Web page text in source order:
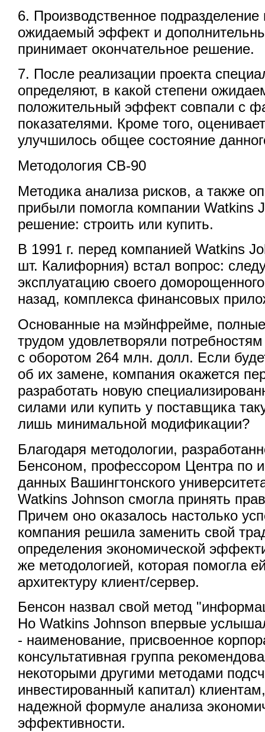
6. Производственное подразделение
ожидаемый эффект и
принимает окончательное решение.
7. После реализации проекта
определяют, в какой степени
положительный эффект совпали с
показателями. Кроме того,
улучшилось общее состояние
Методология CB-90
Методика анализа рисков, а также
прибыли помогла компании Watkins
решение: строить или купить.
В 1991 г. перед компанией Watkins
шт. Калифорния) встал вопрос:
эксплуатацию своего
назад, комплекса финансовых
Основанные на мэйнфрейме,
трудом удовлетворяли
с оборотом 264 млн. долл. Если
об их замене, компания окажется
разработать новую
силами или купить у поставщика
лишь минимальной модификации?
Благодаря методологии,
Бенсоном, профессором Центра по
данных Вашингтонского
Watkins Johnson смогла принять
Причем оно оказалось настолько
компания решила заменить свой
определения экономической
же методологией, которая помогла
архитектуру клиент/сервер.
Бенсон назвал свой метод
Но Watkins Johnson впервые
- наименование, присвоенное
консультативная группа
некоторыми другими методами
инвестированный капитал)
надежной формуле анализа
эффективности.